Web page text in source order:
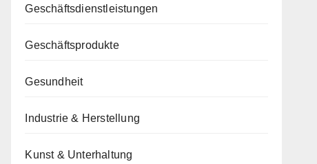
Geschäftsdienstleistungen
Geschäftsprodukte
Gesundheit
Industrie & Herstellung
Kunst & Unterhaltung